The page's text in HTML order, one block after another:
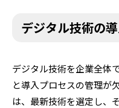
デジタル技術の
デジタル技術を企業全体
と導入プロセスの管理が
は、最新技術を選定し、